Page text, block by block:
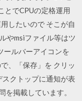
とでCPUの定格運用
したいので そこが自
やmsiファイル等はツ
ールバーアイコンを
、「保存」を クリッ
クトップに通知が表
を掲載しています。